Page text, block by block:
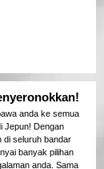
anda ke semua
Jepun! Dengan
di seluruh bandar
banyak pilihan
anda. Sama